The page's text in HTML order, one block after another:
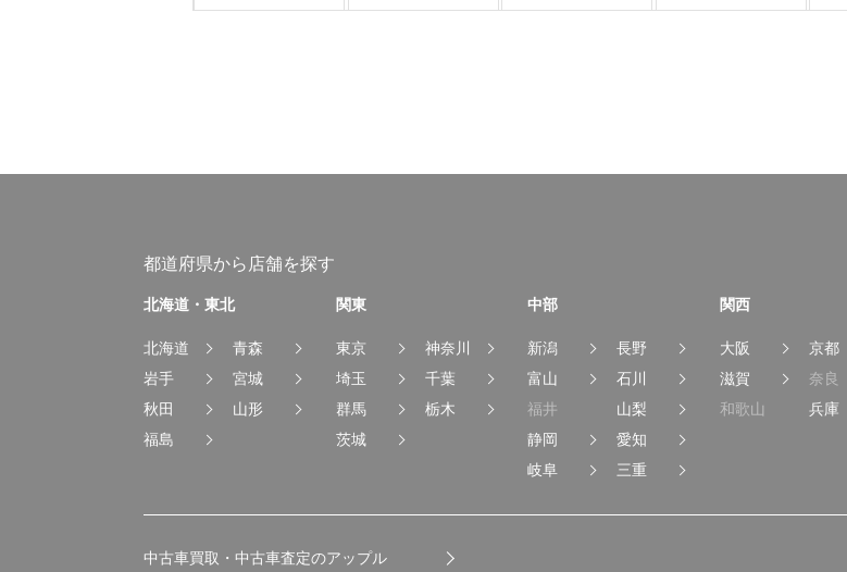
都道府県から店舗を探す
北海道・東北
北海道
青森
岩手
宮城
秋田
山形
福島
関東
東京
神奈川
埼玉
千葉
群馬
栃木
茨城
中部
新潟
長野
富山
石川
福井
山梨
静岡
愛知
岐阜
三重
関西
大阪
京都
滋賀
奈良
和歌山
兵庫
中古車買取・中古車査定のアップル